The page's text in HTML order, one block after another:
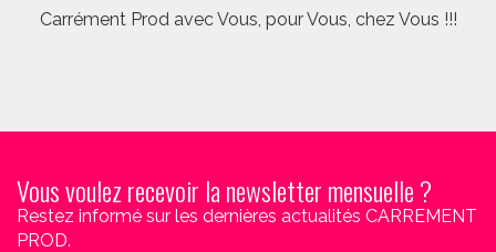
Carrément Prod avec Vous, pour Vous, chez Vous !!!
Vous voulez recevoir la newsletter mensuelle ?
Restez informé sur les dernières actualités CARREMENT
PROD.